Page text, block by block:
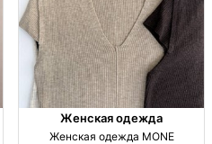
Женская одежда
Женская одежда MONE